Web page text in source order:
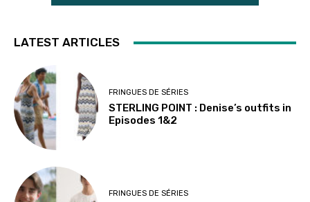
LATEST ARTICLES
FRINGUES DE SÉRIES
STERLING POINT : Denise’s outfits in
Episodes 1&2
FRINGUES DE SÉRIES